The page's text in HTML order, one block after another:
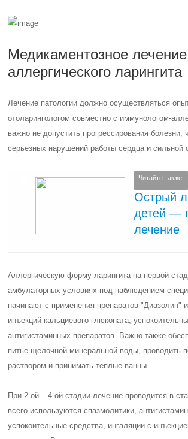
Медикаментозное лечение
аллергического ларингита
Лечение патологии должно осуществляться
отоларингологом совместно с иммунологом-
важно не допустить прогрессирования болезни,
серьезных нарушений работы сердца и сильной
Читайте также:
Острый
детей —
лечение
Аллергическую форму ларингита на первой
амбулаторных условиях под наблюдением
начинают с применения препаратов "Диазолин"
инъекций кальциевого глюконата,
антигистаминных препаратов. Важно также
питье щелочной минеральной воды, проводить
раствором и принимать теплые ванны.
При 2-ой – 4-ой стадии лечение проводится в
всего используются спазмолитики,
успокоительные средства, ингаляции с